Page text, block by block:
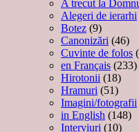
A trecut la
Alegeri de ierarhi
Botez (9)
Canonizări (46)
Cuvinte de folos
en Français (233)
Hirotonii (18)
Hramuri (51)
Imagini/fotografii
in English (148)
Interviuri (10)